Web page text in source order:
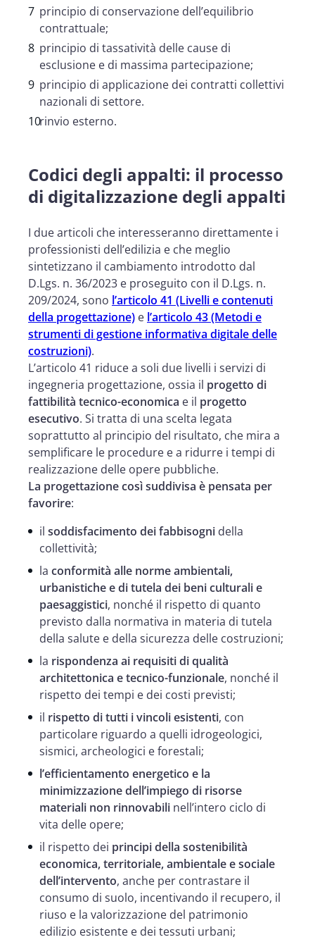
principio di conservazione dell’equilibrio
contrattuale;
principio di tassatività delle cause di
esclusione e di massima partecipazione;
principio di applicazione dei contratti collettivi
nazionali di settore.
rinvio esterno.
Codici degli appalti: il processo
di digitalizzazione degli appalti
I due articoli che interesseranno direttamente i
professionisti dell’edilizia e che meglio
sintetizzano il cambiamento introdotto dal
D.Lgs. n. 36/2023 e proseguito con il D.Lgs. n.
209/2024, sono l’articolo 41 (Livelli e contenuti
della progettazione) e l’articolo 43 (Metodi e
strumenti di gestione informativa digitale delle
costruzioni).
L’articolo 41 riduce a soli due livelli i servizi di
ingegneria progettazione, ossia il progetto di
fattibilità tecnico-economica e il progetto
esecutivo. Si tratta di una scelta legata
soprattutto al principio del risultato, che mira a
semplificare le procedure e a ridurre i tempi di
realizzazione delle opere pubbliche.
La progettazione così suddivisa è pensata per
favorire:
il soddisfacimento dei fabbisogni della
collettività;
la conformità alle norme ambientali,
urbanistiche e di tutela dei beni culturali e
paesaggistici, nonché il rispetto di quanto
previsto dalla normativa in materia di tutela
della salute e della sicurezza delle costruzioni;
la rispondenza ai requisiti di qualità
architettonica e tecnico-funzionale, nonché il
rispetto dei tempi e dei costi previsti;
il rispetto di tutti i vincoli esistenti, con
particolare riguardo a quelli idrogeologici,
sismici, archeologici e forestali;
l’efficientamento energetico e la
minimizzazione dell’impiego di risorse
materiali non rinnovabili nell’intero ciclo di
vita delle opere;
il rispetto dei principi della sostenibilità
economica, territoriale, ambientale e sociale
dell’intervento, anche per contrastare il
consumo di suolo, incentivando il recupero, il
riuso e la valorizzazione del patrimonio
edilizio esistente e dei tessuti urbani;